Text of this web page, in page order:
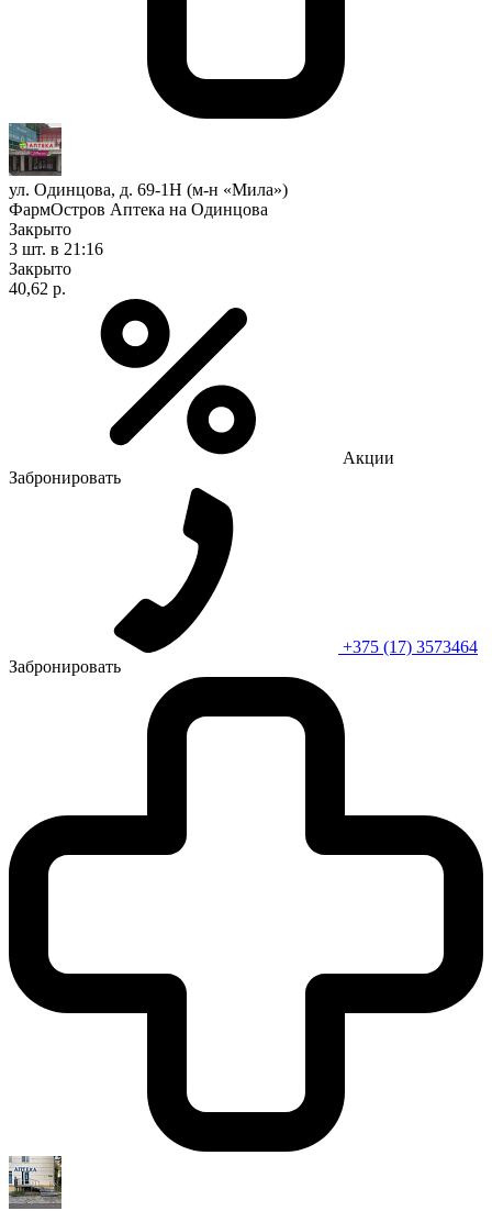
ул. Одинцова, д. 69-1Н (м-н «Мила»)
ФармОстров Аптека на Одинцова
Закрыто
3 шт. в 21:16
Закрыто
40,62 р.
Акции
Забронировать
+375 (17) 3573464
Забронировать